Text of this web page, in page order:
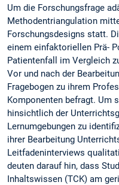
Um die Forschungsfrage
Methodentriangulation
Forschungsdesigns statt.
einem einfaktoriellen Prä-
Patientenfall im Vergleich
Vor und nach der
Fragebogen zu ihrem
Komponenten befragt. Um
hinsichtlich der
Lernumgebungen zu
ihrer Bearbeitung
Leitfadeninterviews
deuten darauf hin, dass
Inhaltswissen (TCK) am